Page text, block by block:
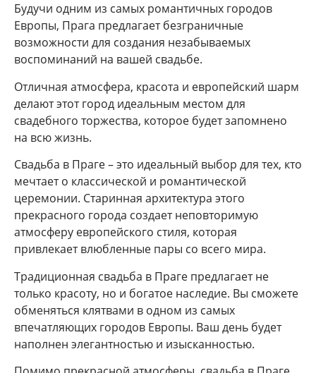
Будучи одним из самых романтичных городов
Европы, Прага предлагает безграничные
возможности для создания незабываемых
воспоминаний на вашей свадьбе.
Отличная атмосфера, красота и европейский шарм
делают этот город идеальным местом для
свадебного торжества, которое будет запомнено
на всю жизнь.
Свадьба в Праге – это идеальный выбор для тех, кто
мечтает о классической и романтической
церемонии. Старинная архитектура этого
прекрасного города создает неповторимую
атмосферу европейского стиля, которая
привлекает влюбленные пары со всего мира.
Традиционная свадьба в Праге предлагает не
только красоту, но и богатое наследие. Вы сможете
обменяться клятвами в одном из самых
впечатляющих городов Европы. Ваш день будет
наполнен элегантностью и изысканностью.